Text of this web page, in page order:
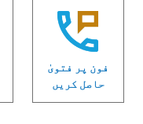
فون پر فتویٰ
حاصل کریں